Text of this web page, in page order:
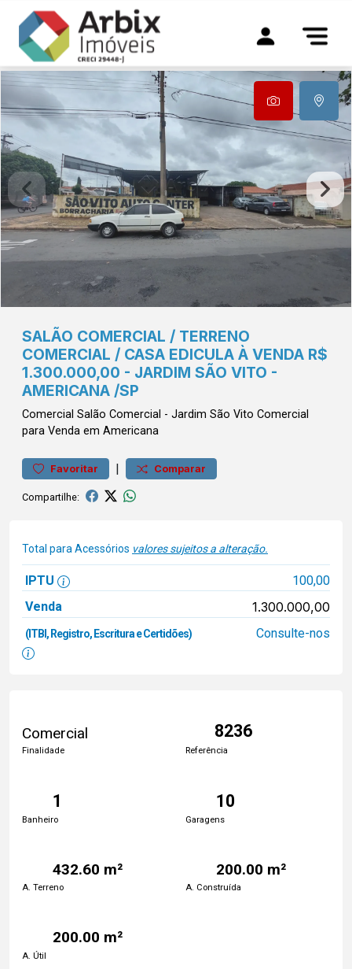
SALÃO COMERCIAL / TERRENO
COMERCIAL / CASA EDICULA À VENDA R$
1.300.000,00 - JARDIM SÃO VITO -
AMERICANA /SP
Comercial Salão Comercial - Jardim São Vito Comercial
para Venda em Americana
Favoritar | Comparar
Compartilhe:
Total para Acessórios valores sujeitos a alteração.
IPTU
100,00
Venda
1.300.000,00
(ITBI, Registro, Escritura e Certidões) Consulte-nos
Comercial
Finalidade
8236
Referência
1
Banheiro
10
Garagens
432.60 m²
A. Terreno
200.00 m²
A. Construída
200.00 m²
A. Útil